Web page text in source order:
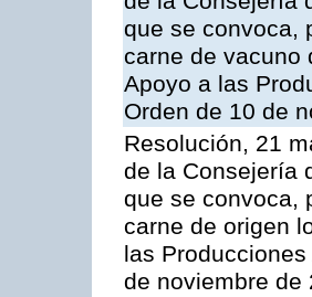
que se convoca,
carne de vacuno
Apoyo a las
Orden de 10 de
Resolución, 21
de la Consejería
que se convoca,
carne de origen
las
de noviembre de